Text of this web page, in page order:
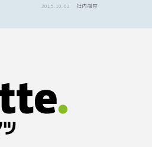
2015.10.02 社内制度